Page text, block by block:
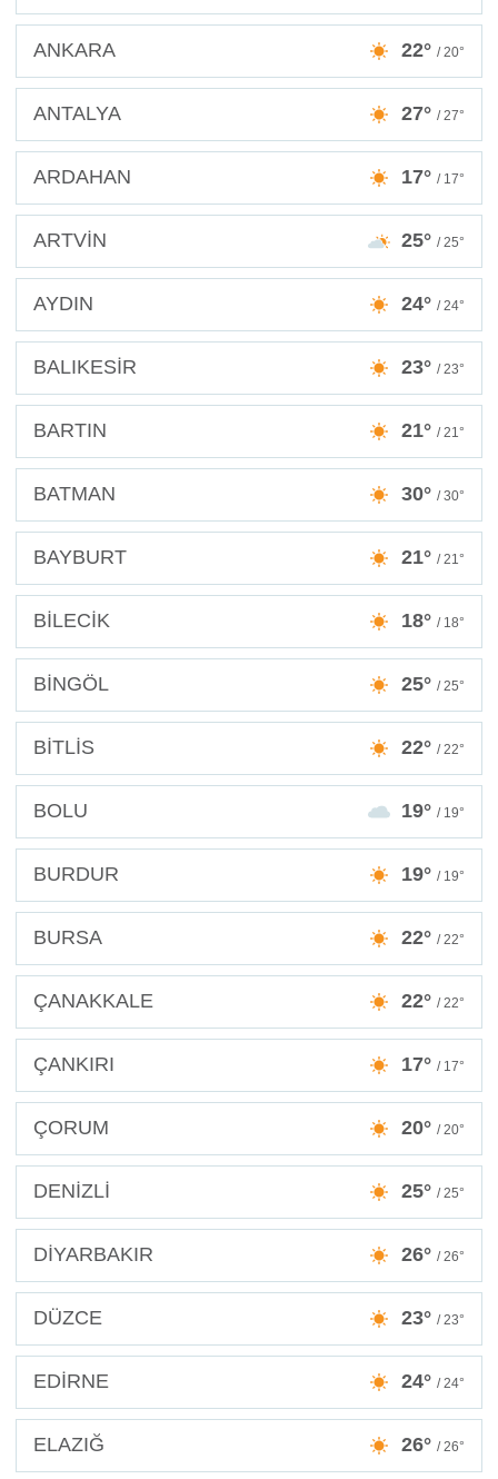
ANKARA 22° / 20°
ANTALYA 27° / 27°
ARDAHAN 17° / 17°
ARTVİN 25° / 25°
AYDIN 24° / 24°
BALIKESİR 23° / 23°
BARTIN 21° / 21°
BATMAN 30° / 30°
BAYBURT 21° / 21°
BİLECİK 18° / 18°
BİNGÖL 25° / 25°
BİTLİS 22° / 22°
BOLU 19° / 19°
BURDUR 19° / 19°
BURSA 22° / 22°
ÇANAKKALE 22° / 22°
ÇANKIRI 17° / 17°
ÇORUM 20° / 20°
DENİZLİ 25° / 25°
DİYARBAKIR 26° / 26°
DÜZCE 23° / 23°
EDİRNE 24° / 24°
ELAZIĞ 26° / 26°